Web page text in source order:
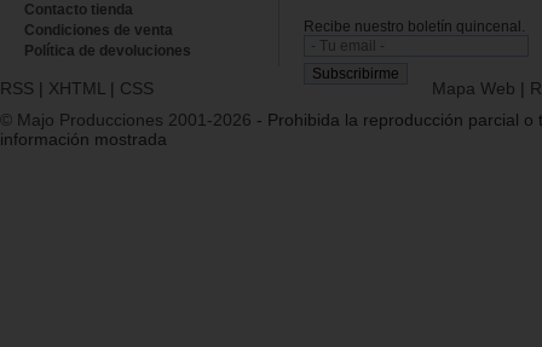
Contacto tienda
Condiciones de venta
Política de devoluciones
Recibe nuestro boletín quincenal.
RSS | XHTML | CSS Mapa Web |
© Majo Producciones 2001-2026 - Prohibida la reproducción parcial o
información mostrada